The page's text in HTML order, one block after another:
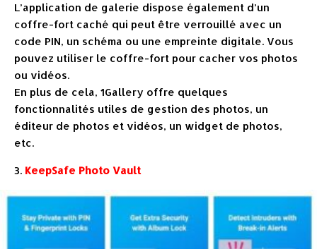
L’application de galerie dispose également d’un
coffre-fort caché qui peut être verrouillé avec un
code PIN, un schéma ou une empreinte digitale. Vous
pouvez utiliser le coffre-fort pour cacher vos photos
ou vidéos.
En plus de cela, 1Gallery offre quelques
fonctionnalités utiles de gestion des photos, un
éditeur de photos et vidéos, un widget de photos,
etc.
3. KeepSafe Photo Vault